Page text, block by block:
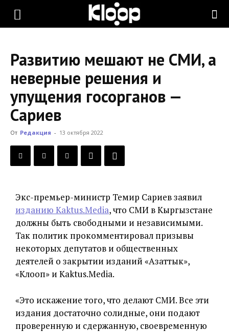
KLOOP.KG
Новости
Кыргызстана
Развитию мешают не СМИ, а
неверные решения и
упущения госорганов —
Сариев
От Редакция - 13 октября 2022
Экс-премьер-министр Темир Сариев заявил
изданию Kaktus.Media, что СМИ в Кыргызстане
должны быть свободными и независимыми.
Так политик прокомментировал призывы
некоторых депутатов и общественных
деятелей о закрытии изданий «Азаттык»,
«Клооп» и Kaktus.Media.
«Это искажение того, что делают СМИ. Все эти
издания достаточно солидные, они подают
проверенную и сдержанную, своевременную